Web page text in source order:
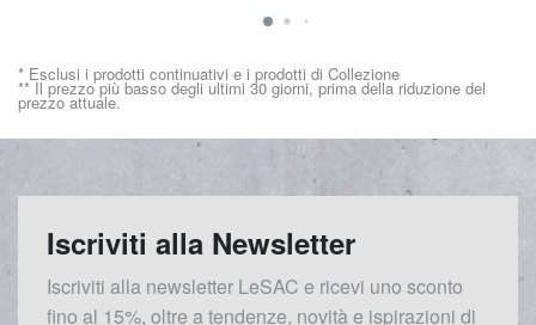
* Esclusi i prodotti continuativi e i prodotti di Collezione
** Il prezzo più basso degli ultimi 30 giorni, prima della riduzione del
prezzo attuale.
Iscriviti alla Newsletter
Iscriviti alla newsletter LeSAC e ricevi uno sconto
fino al 15%, oltre a tendenze, novità e ispirazioni di